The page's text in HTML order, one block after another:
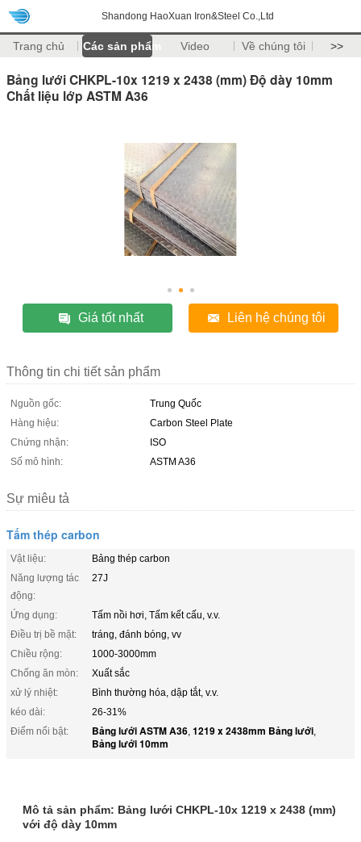
Shandong HaoXuan Iron&Steel Co.,Ltd
Trang chủ Các sản phẩm Video Về chúng tôi >>
Bảng lưới CHKPL-10x 1219 x 2438 (mm) Độ dày 10mm
Chất liệu lớp ASTM A36
Giá tốt nhất Liên hệ chúng tôi
Thông tin chi tiết sản phẩm
Nguồn gốc:
Trung Quốc
Hàng hiệu:
Carbon Steel Plate
Chứng nhận:
ISO
Số mô hình:
ASTM A36
Sự miêu tả
Tấm thép carbon
Vật liệu:
Bảng thép carbon
Năng lượng tác
động:
27J
Ứng dụng:
Tấm nồi hơi, Tấm kết cấu, v.v.
Điều trị bề mặt:
tráng, đánh bóng, vv
Chiều rộng:
1000-3000mm
Chống ăn mòn:
Xuất sắc
xử lý nhiệt:
Bình thường hóa, dập tắt, v.v.
kéo dài:
26-31%
Điểm nổi bật:
Bảng lưới ASTM A36, 1219 x 2438mm Bảng lưới,
Bảng lưới 10mm
Mô tả sản phẩm: Bảng lưới CHKPL-10x 1219 x 2438 (mm)
với độ dày 10mm